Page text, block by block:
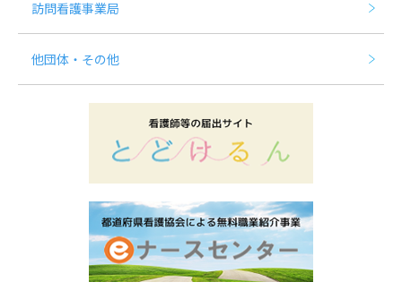
訪問看護事業局
他団体・その他